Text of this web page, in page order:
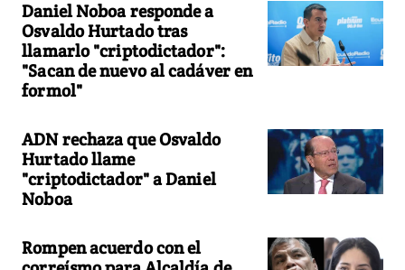
Daniel Noboa responde a
Osvaldo Hurtado tras
llamarlo "criptodictador":
"Sacan de nuevo al cadáver en
formol"
ADN rechaza que Osvaldo
Hurtado llame
"criptodictador" a Daniel
Noboa
Rompen acuerdo con el